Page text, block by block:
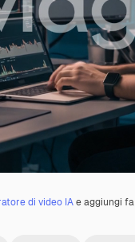
di video IAe aggiungi